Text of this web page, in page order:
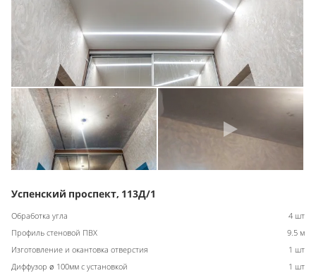
Успенский проспект, 113Д/1
Обработка угла
4 шт
Профиль стеновой ПВХ
9.5 м
Изготовление и окантовка отверстия
1 шт
Диффузор ø 100мм с установкой
1 шт